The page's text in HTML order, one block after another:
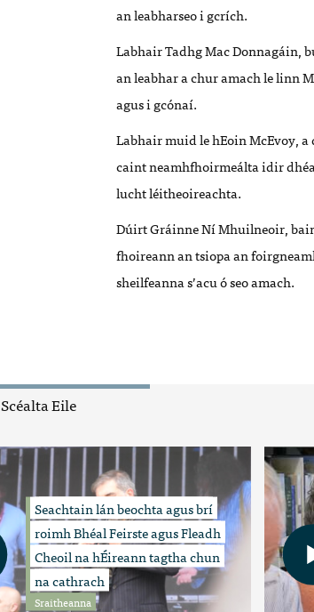
anleabharseo i gcrích.
LabhairTadhg Mac Donnagáin,
anleabharachuramach le linn M
agus i gcónaí.
Labhair muid le hEoin McEvoy,a
caint neamhfhoirmeálta idir dhé
luchtléitheoireachta.
Dúirt Gráinne NíMhuilneoir,b
fhoireann an tsiopa an
sheilfeanna s’acu óseo amach.
Scéalta Eile
Seachtain lán beochta agus brí
roimh Bhéal Feirste agus Fleadh
Cheoil na hÉireann tagtha chun
na cathrach
Sraitheanna